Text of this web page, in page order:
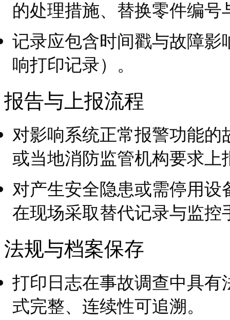
的处理措施、替换零件编号
记录应包含时间戳与故障
响打印记录）。
报告与上报流程
对影响系统正常报警功能
或当地消防监管机构要求
对产生安全隐患或需停用
在现场采取替代记录与监控
法规与档案保存
打印日志在事故调查中具
式完整、连续性可追溯。